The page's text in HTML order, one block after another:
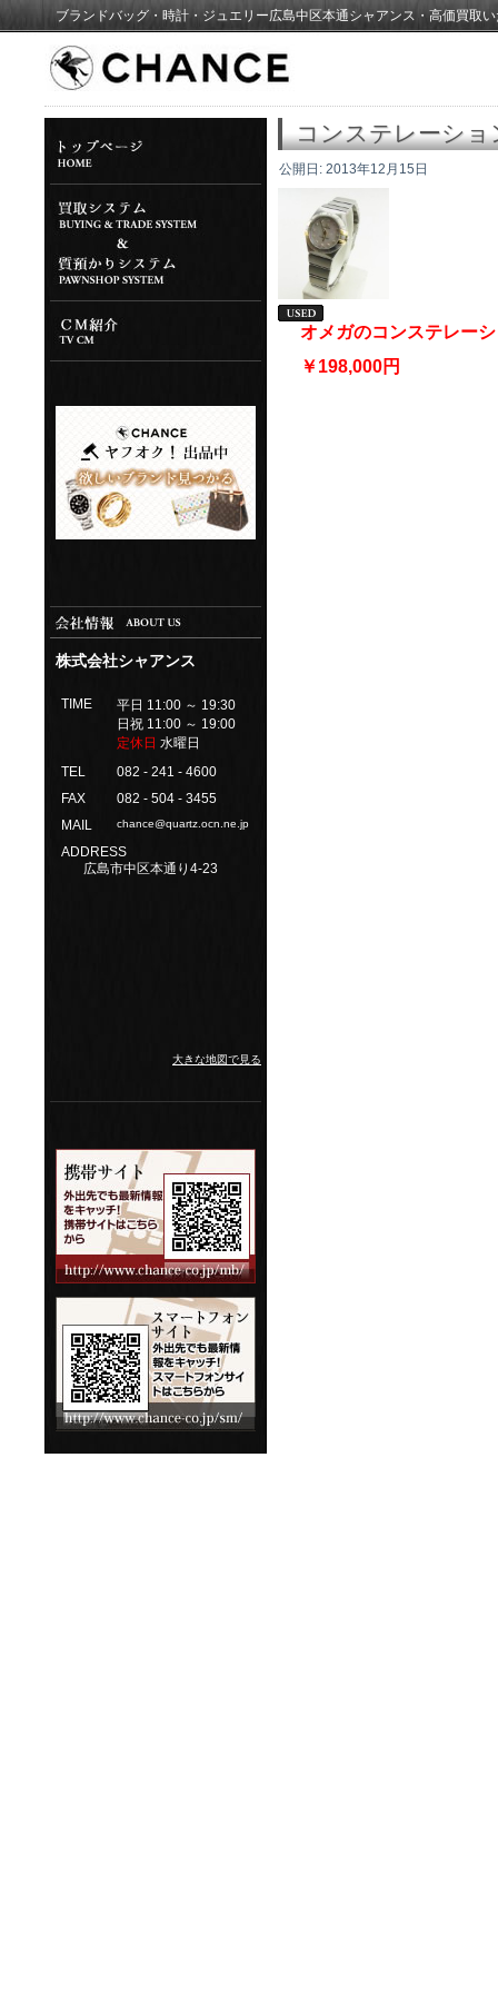
ブランドバッグ・時計・ジュエリー広島中区本通シャアンス・高価買取
株式会社シャアンス
TIME
平日 11:00 ～ 19:30
日祝 11:00 ～ 19:00
定休日 水曜日
TEL
082 - 241 - 4600
FAX
082 - 504 - 3455
MAIL
chance@quartz.ocn.ne.jp
ADDRESS
広島市中区本通り4-23
大きな地図で見る
コンステレーショ
公開日: 2013年12月15日
オメガのコンステレー
￥198,000円